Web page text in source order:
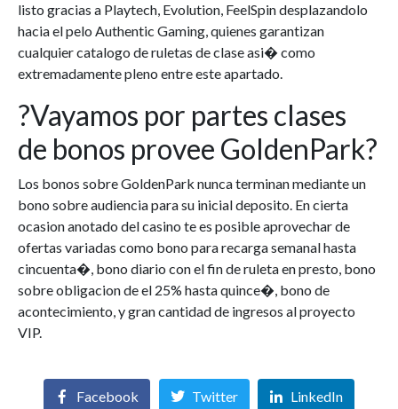
listo gracias a Playtech, Evolution, FeelSpin desplazandolo
hacia el pelo Authentic Gaming, quienes garantizan
cualquier catalogo de ruletas de clase asi� como
extremadamente pleno entre este apartado.
?Vayamos por partes clases
de bonos provee GoldenPark?
Los bonos sobre GoldenPark nunca terminan mediante un
bono sobre audiencia para su inicial deposito. En cierta
ocasion anotado del casino te es posible aprovechar de
ofertas variadas como bono para recarga semanal hasta
cincuenta�, bono diario con el fin de ruleta en presto, bono
sobre obligacion de el 25% hasta quince�, bono de
acontecimiento, y gran cantidad de ingresos al proyecto
VIP.
Facebook Twitter LinkedIn